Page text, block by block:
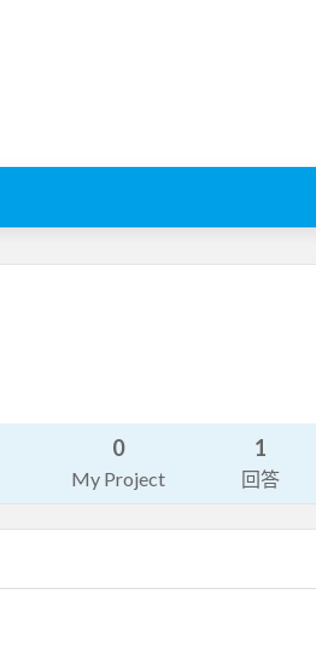
0
My Project
1
回答